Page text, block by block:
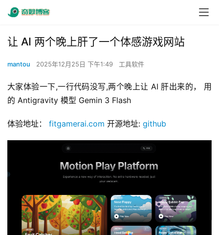
让 AI 两个晚上肝了一个体感游戏网站
mantou 2025年12月25日 下午1:49 工具软件
大家体验一下,一行代码没写,两个晚上让 AI 肝出来的， 用
的 Antigravity 模型 Gemin 3 Flash
体验地址： fitgamerai.com 开源地址: github